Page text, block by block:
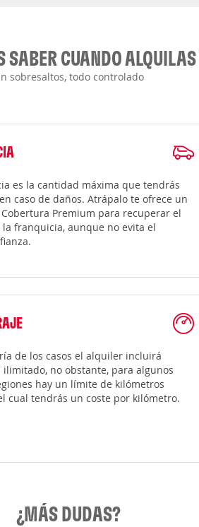
SABER CUANDO
sobresaltos, todo controlado
es la cantidad máxima que tendrás
caso de daños. Atrápalo te ofrece un
Premium para recuperar el
franquicia, aunque no evita el
de los casos el alquiler incluirá
ilimitado, no obstante, para algunos
hay un límite de kilómetros
cual tendrás un coste por kilómetro.
¿MÁS DUDAS?